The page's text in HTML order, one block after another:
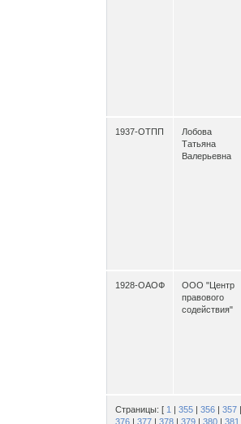
1937-ОТПП
Лобова
Татьяна
Валерьевна
1928-ОАОФ
ООО "Центр
правового
содействия"
Страницы: [ 1 | 355 | 356 | 357
376 | 377 | 378 | 379 | 380 | 381